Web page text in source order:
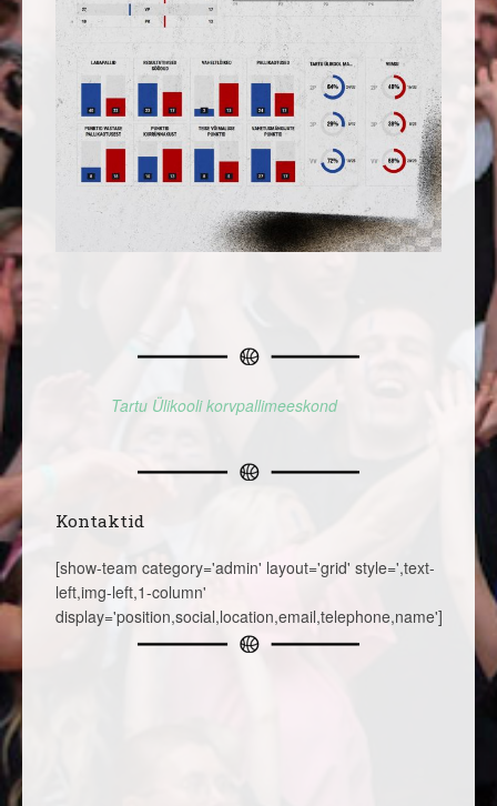
Tartu Ülikooli korvpallimeeskond
Kontaktid
[show-team category='admin' layout='grid' style=',text-
left,img-left,1-column'
display='position,social,location,email,telephone,name']